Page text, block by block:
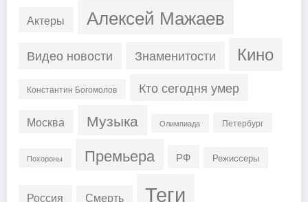
Актеры Алексей Мажаев
Видео новости Знаменитости Кино
Константин Богомолов Кто сегодня умер
Москва Музыка Олимпиада Петербург
Похороны Премьера РФ Режиссеры
Россия Смерть Теги